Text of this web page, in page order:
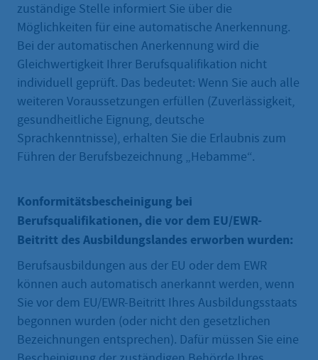
zuständige Stelle informiert Sie über die
Möglichkeiten für eine automatische Anerkennung.
Bei der automatischen Anerkennung wird die
Gleichwertigkeit Ihrer Berufsqualifikation nicht
individuell geprüft. Das bedeutet: Wenn Sie auch alle
weiteren Voraussetzungen erfüllen (Zuverlässigkeit,
gesundheitliche Eignung, deutsche
Sprachkenntnisse), erhalten Sie die Erlaubnis zum
Führen der Berufsbezeichnung „Hebamme“.
Konformitätsbescheinigung bei
Berufsqualifikationen, die vor dem EU/EWR-
Beitritt des Ausbildungslandes erworben wurden:
Berufsausbildungen aus der EU oder dem EWR
können auch automatisch anerkannt werden, wenn
Sie vor dem EU/EWR-Beitritt Ihres Ausbildungsstaats
begonnen wurden (oder nicht den gesetzlichen
Bezeichnungen entsprechen). Dafür müssen Sie eine